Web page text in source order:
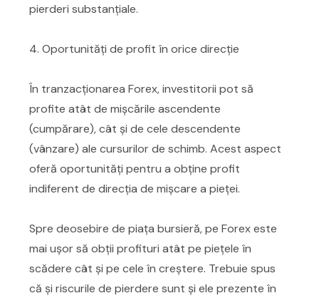
pierderi substanțiale.
4. Oportunități de profit în orice direcție
În tranzacționarea Forex, investitorii pot să
profite atât de mișcările ascendente
(cumpărare), cât și de cele descendente
(vânzare) ale cursurilor de schimb. Acest aspect
oferă oportunități pentru a obține profit
indiferent de direcția de mișcare a pieței.
Spre deosebire de piața bursieră, pe Forex este
mai ușor să obții profituri atât pe piețele în
scădere cât și pe cele în creștere. Trebuie spus
că și riscurile de pierdere sunt și ele prezente în